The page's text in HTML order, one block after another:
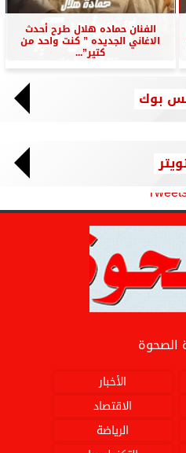
الفنان حماده هلال طرح أحدث
الاغاني الجديده ” كنت واحد من
كتير”...
بوك
الصحوة
الأخبار
الاقتصاد
الرياضة